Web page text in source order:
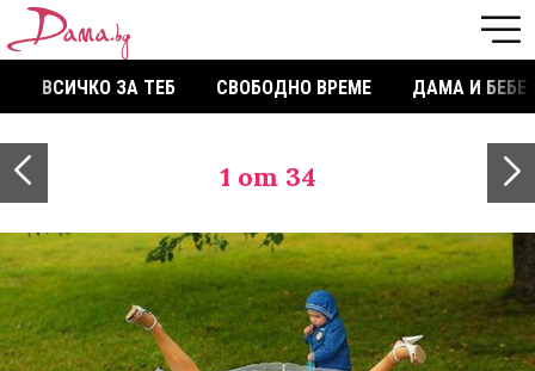
ВСИЧКО ЗА ТЕБ СВОБОДНО ВРЕМЕ ДАМА И БЕБЕ
1 от 34